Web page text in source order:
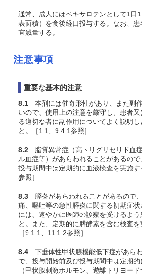
通常、成人にはベキサロテンとして1日
表面積）を食後経口投与する。なお、
宜減量する。
注意事項
重要な基本的注意
8.1 本剤には催奇形性があり、また副
いので、使用上の注意を厳守し、患者
る適切な者に副作用についてよく説明し
と。［1.1、9.4.1参照］
8.2 脂質異常症（高トリグリセリド血
ル血症等）があらわれることがあるの
投与期間中は定期的に血液検査を実施す
参照］
8.3 膵炎があらわれることがあるので
痛、嘔吐等の急性膵炎に関する初期症
には、速やかに医師の診察を受けるよう
と。また、定期的に膵酵素を含む検査を
［9.1.1、11.1.2参照］
8.4 下垂体性甲状腺機能低下症があら
で、投与開始前及び投与期間中は定期
（甲状腺刺激ホルモン、遊離トリヨー